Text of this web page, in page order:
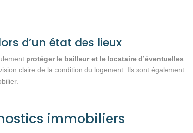
d’un état des lieux
protéger le bailleur et le locataire d’éventuelles
claire de la condition du logement. Ils sont également
immobiliers